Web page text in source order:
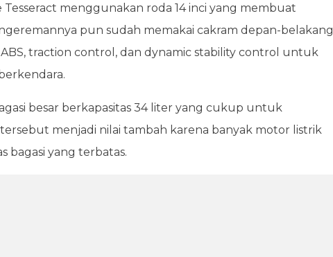
menggunakan roda 14 inci yang membuat
pun sudah memakai cakram depan-belakang
traction control, dan dynamic stability control untuk
besar berkapasitas 34 liter yang cukup untuk
menjadi nilai tambah karena banyak motor listrik
bagasi yang terbatas.